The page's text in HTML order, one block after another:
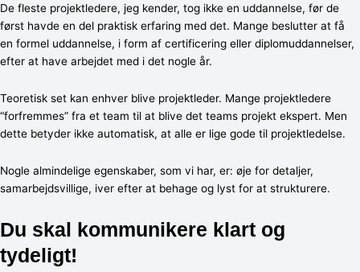
De fleste projektledere, jeg kender, tog ikke en uddannelse, før de
først havde en del praktisk erfaring med det. Mange beslutter at få
en formel uddannelse, i form af certificering eller diplomuddannelser,
efter at have arbejdet med i det nogle år.
Teoretisk set kan enhver blive projektleder. Mange projektledere
“forfremmes” fra et team til at blive det teams projekt ekspert. Men
dette betyder ikke automatisk, at alle er lige gode til projektledelse.
Nogle almindelige egenskaber, som vi har, er: øje for detaljer,
samarbejdsvillige, iver efter at behage og lyst for at strukturere.
Du skal kommunikere klart og
tydeligt!